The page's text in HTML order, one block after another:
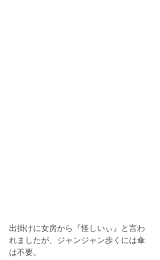
出掛けに女房から『怪しいぃ』と言わ
れましたが、ジャンジャン歩くには傘
は不要。